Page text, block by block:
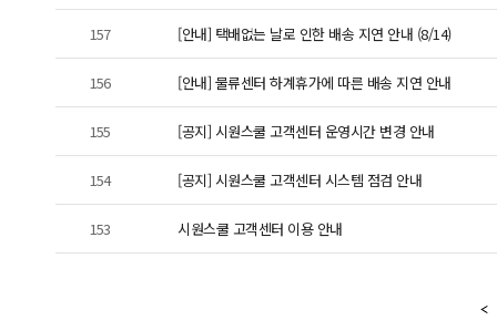
157 [안내] 택배없는 날로 인한 배송 지연 안내 (8/14)
156 [안내] 물류센터 하계휴가에 따른 배송 지연 안내
155 [공지] 시원스쿨 고객센터 운영시간 변경 안내
154 [공지] 시원스쿨 고객센터 시스템 점검 안내
153 시원스쿨 고객센터 이용 안내